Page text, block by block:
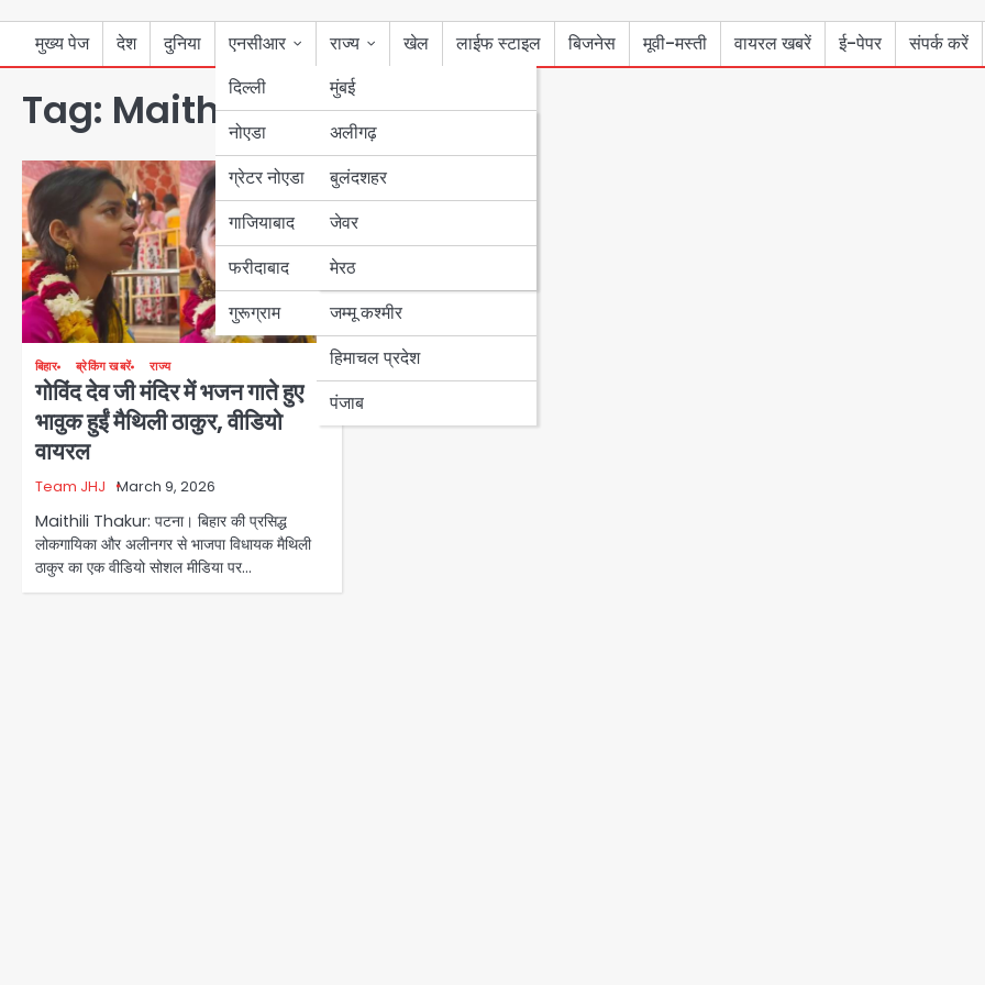
मुख्य पेज देश दुनिया
एनसीआर
दिल्ली
नोएडा
ग्रेटर नोएडा
गाजियाबाद
फरीदाबाद
गुरूग्राम
राज्य
मुंबई
उत्तर प्रदेश
अलीगढ़
बुलंदशहर
जेवर
मेरठ
बिहार
पंजाब
हरियाणा
जम्मू कश्मीर
हिमाचल प्रदेश
पंजाब
खेल लाईफ स्टाइल बिजनेस मूवी-मस्ती वायरल खबरें ई-पेपर संपर्क करें
Tag: Maithili Thakur:
बिहार ब्रेकिंग खबरें राज्य
गोविंद देव जी मंदिर में भजन गाते हुए
भावुक हुईं मैथिली ठाकुर, वीडियो
वायरल
Team JHJ March 9, 2026
Maithili Thakur: पटना। बिहार की प्रसिद्ध
लोकगायिका और अलीनगर से भाजपा विधायक मैथिली
ठाकुर का एक वीडियो सोशल मीडिया पर…